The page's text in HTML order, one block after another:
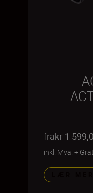
frakr 1
inkl. Mva. +